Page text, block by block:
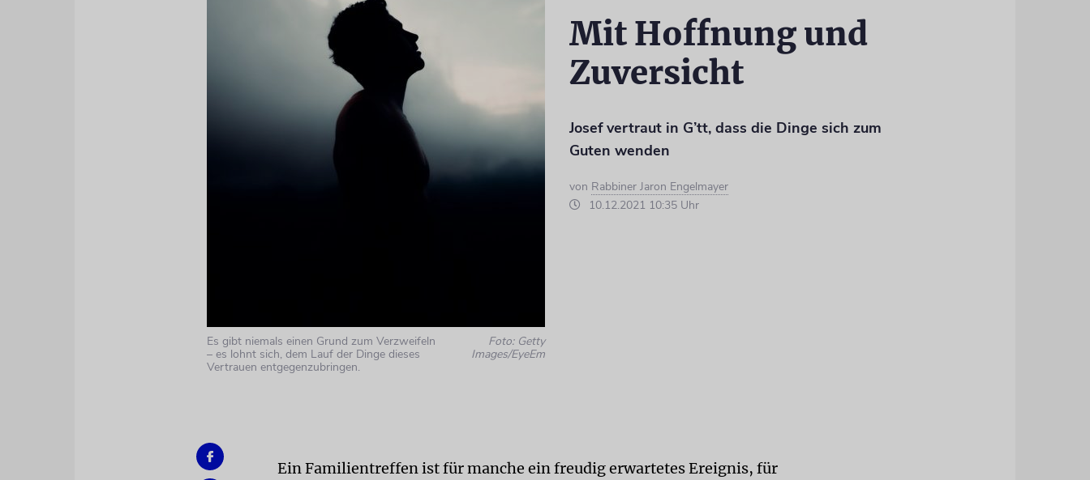
Es gibt niemals einen Grund zum Verzweifeln
– es lohnt sich, dem Lauf der Dinge dieses
Vertrauen entgegenzubringen.
Foto: Getty
Images/EyeEm
Mit Hoffnung und
Zuversicht
Josef vertraut in G’tt, dass die Dinge sich zum
Guten wenden
von Rabbiner Jaron Engelmayer
10.12.2021 10:35 Uhr
Ein Familientreffen ist für manche ein freudig erwartetes Ereignis, für